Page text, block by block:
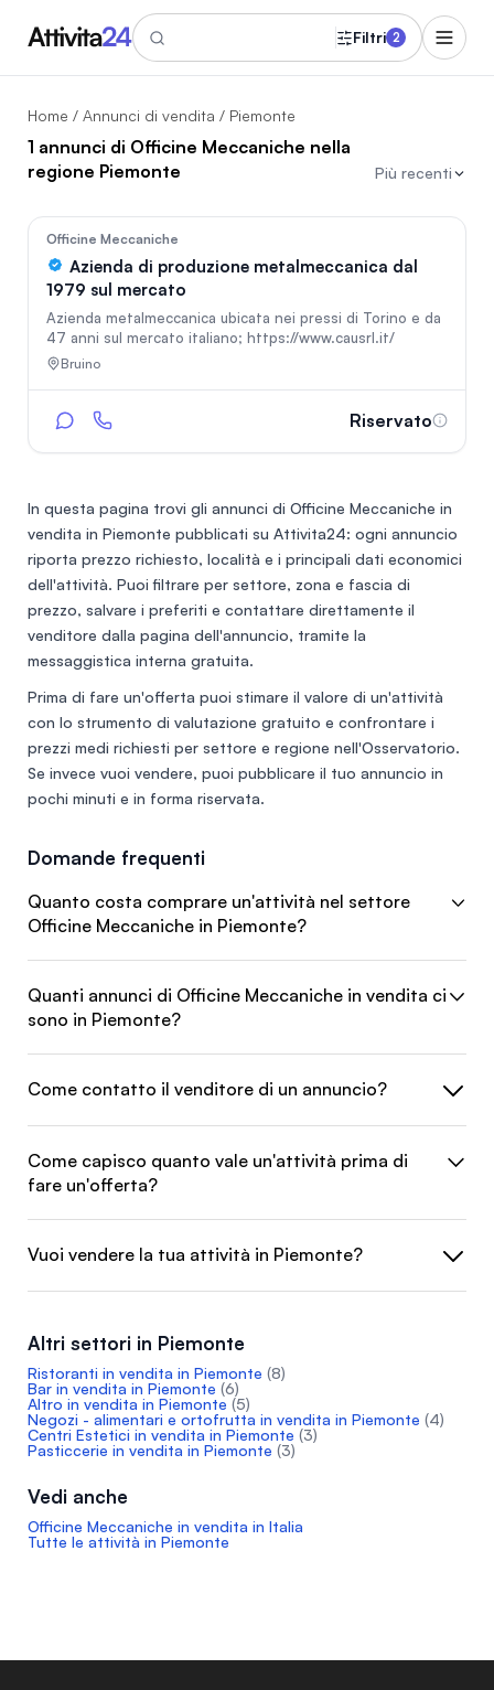
Filtri 2
Home / Annunci di vendita / Piemonte
1 annunci di Officine Meccaniche nella
regione Piemonte
Più recenti
Officine Meccaniche
Azienda di produzione metalmeccanica dal
1979 sul mercato
Azienda metalmeccanica ubicata nei pressi di Torino e da
47 anni sul mercato italiano; https://www.causrl.it/
Bruino
Riservato
In questa pagina trovi gli annunci di Officine Meccaniche in
vendita in Piemonte pubblicati su Attivita24: ogni annuncio
riporta prezzo richiesto, località e i principali dati economici
dell'attività. Puoi filtrare per settore, zona e fascia di
prezzo, salvare i preferiti e contattare direttamente il
venditore dalla pagina dell'annuncio, tramite la
messaggistica interna gratuita.
Prima di fare un'offerta puoi stimare il valore di un'attività
con lo strumento di valutazione gratuito e confrontare i
prezzi medi richiesti per settore e regione nell'Osservatorio.
Se invece vuoi vendere, puoi pubblicare il tuo annuncio in
pochi minuti e in forma riservata.
Domande frequenti
Quanto costa comprare un'attività nel settore
Officine Meccaniche in Piemonte?
Quanti annunci di Officine Meccaniche in vendita ci
sono in Piemonte?
Come contatto il venditore di un annuncio?
Come capisco quanto vale un'attività prima di
fare un'offerta?
Vuoi vendere la tua attività in Piemonte?
Altri settori in Piemonte
Ristoranti in vendita in Piemonte (8)
Bar in vendita in Piemonte (6)
Altro in vendita in Piemonte (5)
Negozi - alimentari e ortofrutta in vendita in Piemonte (4)
Centri Estetici in vendita in Piemonte (3)
Pasticcerie in vendita in Piemonte (3)
Vedi anche
Officine Meccaniche in vendita in Italia
Tutte le attività in Piemonte